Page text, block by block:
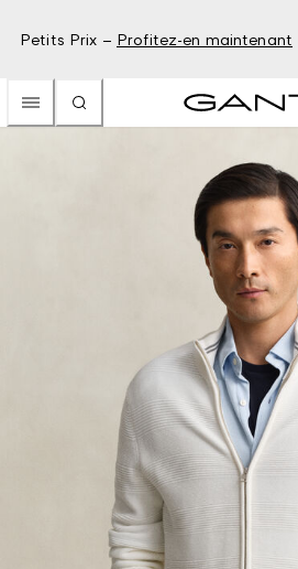
Petits Prix – Profitez-en maintenant